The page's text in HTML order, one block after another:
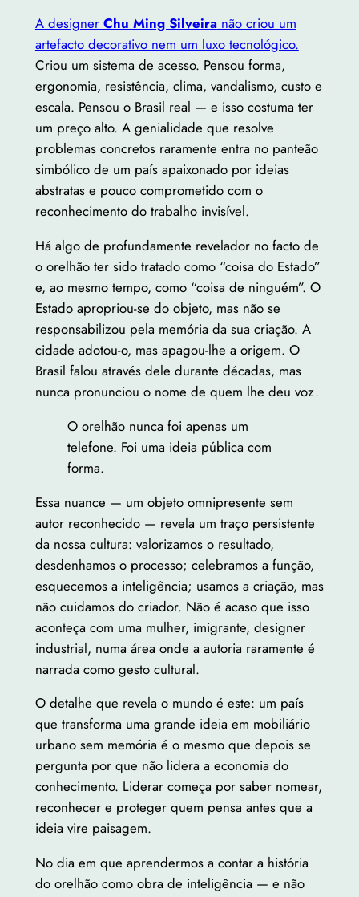
A designer Chu Ming Silveiranão criou um
artefacto decorativo nem um luxo tecnológico.
Criou um sistema de acesso. Pensou forma,
ergonomia, resistência, clima, vandalismo, custo e
escala. Pensou o Brasil real — e isso costuma ter
um preço alto. A genialidade que resolve
problemas concretos raramente entra no panteão
simbólico de um país apaixonado por ideias
abstratas e pouco comprometido com o
reconhecimento do trabalho invisível.
Há algo de profundamente revelador no facto de
o orelhão ter sido tratado como “coisa do Estado”
e, ao mesmo tempo, como “coisa de ninguém”. O
Estado apropriou-se do objeto, mas não se
responsabilizou pela memória da sua criação. A
cidade adotou-o, mas apagou-lhe a origem. O
Brasil falou através dele durante décadas, mas
nunca pronunciou o nome de quem lhe deu voz.
O orelhão nunca foi apenas um
telefone. Foi uma ideia pública com
forma.
Essa nuance — um objeto omnipresente sem
autor reconhecido — revela um traço persistente
da nossa cultura: valorizamos o resultado,
desdenhamos o processo; celebramos a função,
esquecemos a inteligência; usamos a criação, mas
não cuidamos do criador. Não é acaso que isso
aconteça com uma mulher, imigrante, designer
industrial, numa área onde a autoria raramente é
narrada como gesto cultural.
O detalhe que revela o mundo é este: um país
que transforma uma grande ideia em mobiliário
urbano sem memória é o mesmo que depois se
pergunta por que não lidera a economia do
conhecimento. Liderar começa por saber nomear,
reconhecer e proteger quem pensa antes que a
ideia vire paisagem.
No dia em que aprendermos a contar a história
do orelhão como obra de inteligência — e não